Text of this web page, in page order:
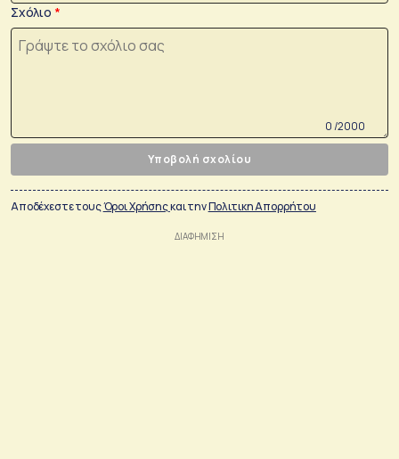
Σχόλιο
0 /2000
Υποβολή σχολίου
Αποδέχεστε τουςΌροι Χρήσηςκαι τηνΠολιτικη Απορρήτου